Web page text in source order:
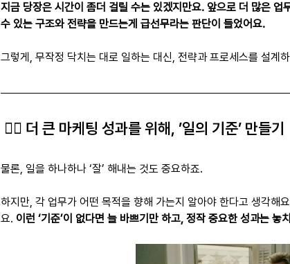
지금 당장은 시간이 좀더 걸릴 수는 있겠지만요. 앞으로 더 많은
수 있는 구조와 전략을 만드는게 급선무라는 판단이 들었어요.
그렇게, 무작정 닥치는 대로 일하는 대신, 전략과 프로세스를 설계
☝🏻 더 큰 마케팅 성과를 위해, ’일의 기준’ 만들기
물론, 일을 하나하나 ‘잘’ 해내는 것도 중요하죠.
하지만, 각 업무가 어떤 목적을 향해 가는지 알아야 한다고 생각해
요. 이런 ‘기준’이 없다면 늘 바쁘기만 하고, 정작 중요한 성과는 놓